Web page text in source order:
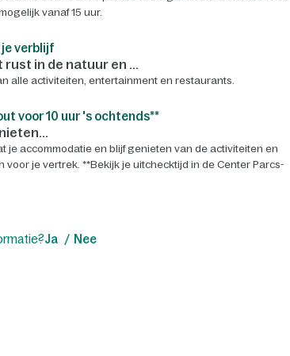
vanaf 15 uur.
verblijf
rust in de natuur en ...
alle activiteiten, entertainment en restaurants.
voor 10 uur 's ochtends**
je accommodatie en blijf genieten van de activiteiten en
voor je vertrek. **Bekijk je uitchecktijd in de Center Parcs-
Ja Nee